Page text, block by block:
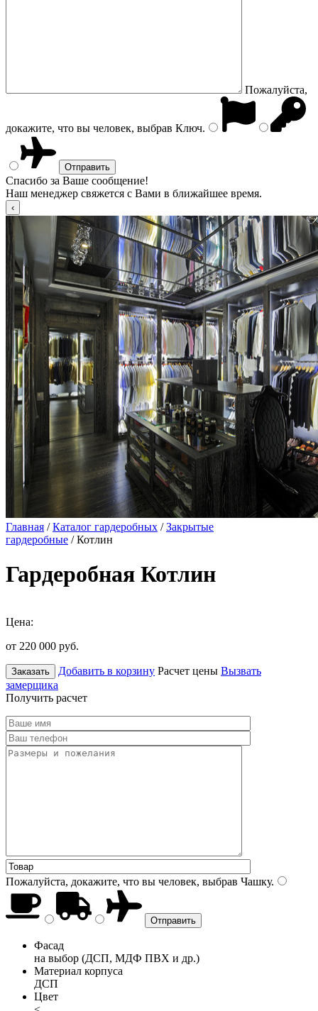
Пожалуйста,
докажите, что вы человек, выбрав Ключ.
Спасибо за Ваше сообщение!
Наш менеджер свяжется с Вами в ближайшее время.
Главная /Каталог гардеробных /Закрытые
гардеробные / Котлин
Гардеробная Котлин
Цена:
от 220 000 руб.
Заказать Добавить в корзину Расчет цены Вызвать
замерщика
Получить расчет
Пожалуйста, докажите, что вы человек, выбрав Чашку.
Фасад
на выбор (ДСП, МДФ ПВХ и др.)
Материал корпуса
ДСП
Цвет